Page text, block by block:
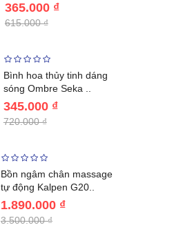
365.000 ₫
615.000 ₫
Bình hoa thủy tinh dáng
sóng Ombre Seka ..
345.000 ₫
720.000 ₫
Bồn ngâm chân massage
tự động Kalpen G20..
1.890.000 ₫
3.500.000 ₫